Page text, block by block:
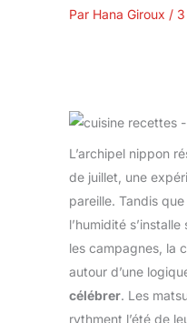
Par Hana Giroux /
L’archipel nippon
de juillet, une
pareille. Tandis
l’humidité
les campagnes, la
autour d’une
célébrer. Les
rythment l’été de